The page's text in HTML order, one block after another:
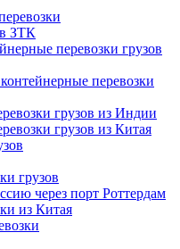
в ЗТК
перевозки грузов
перевозки
грузов из Индии
грузов из Китая
грузов
через порт Роттердам
из Китая